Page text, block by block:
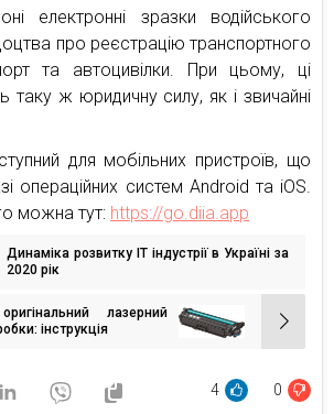
електронні зразки водійського
про реєстрацію транспортного
та автоцивілки. При цьому, ці
таку ж юридичну силу, як і звичайні
для мобільних пристроїв, що
операційних систем Android та iOS.
можна тут: https://go.diia.app
Динаміка розвитку IT індустрії в Україні за
2020 рік
лазерний
інструкція
4 0